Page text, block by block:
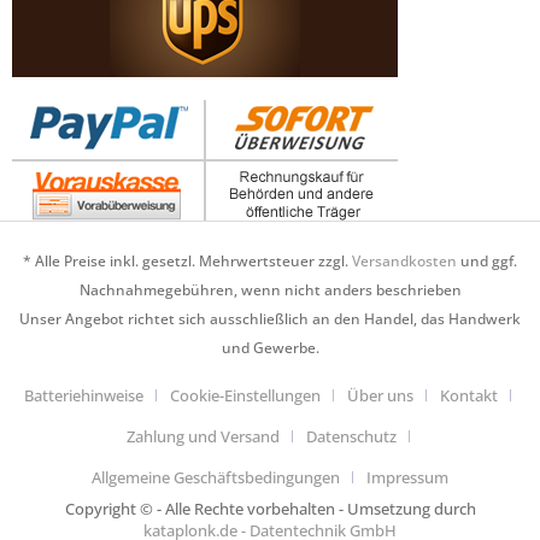
* Alle Preise inkl. gesetzl. Mehrwertsteuer zzgl.Versandkosten und ggf.
Nachnahmegebühren, wenn nicht anders beschrieben
Unser Angebot richtet sich ausschließlich an den Handel, das Handwerk
und Gewerbe.
Batteriehinweise Cookie-Einstellungen Über uns
Kontakt
Zahlung und Versand
Datenschutz
Allgemeine Geschäftsbedingungen
Impressum
Copyright © - Alle Rechte vorbehalten - Umsetzung durch
kataplonk.de - Datentechnik GmbH